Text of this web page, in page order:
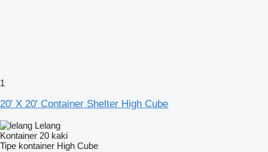
1
20' X 20' Container Shelter High Cube
Lelang
Kontainer 20 kaki
Tipe kontainer High Cube